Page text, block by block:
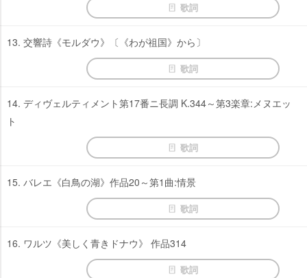
歌詞
13. 交響詩《モルダウ》〔《わが祖国》から〕
歌詞
14. ディヴェルティメント第17番ニ長調 K.344～第3楽章:メヌエッ
ト
歌詞
15. バレエ《白鳥の湖》作品20～第1曲:情景
歌詞
16. ワルツ《美しく青きドナウ》 作品314
歌詞